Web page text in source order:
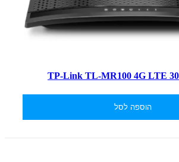
הוספה לסל